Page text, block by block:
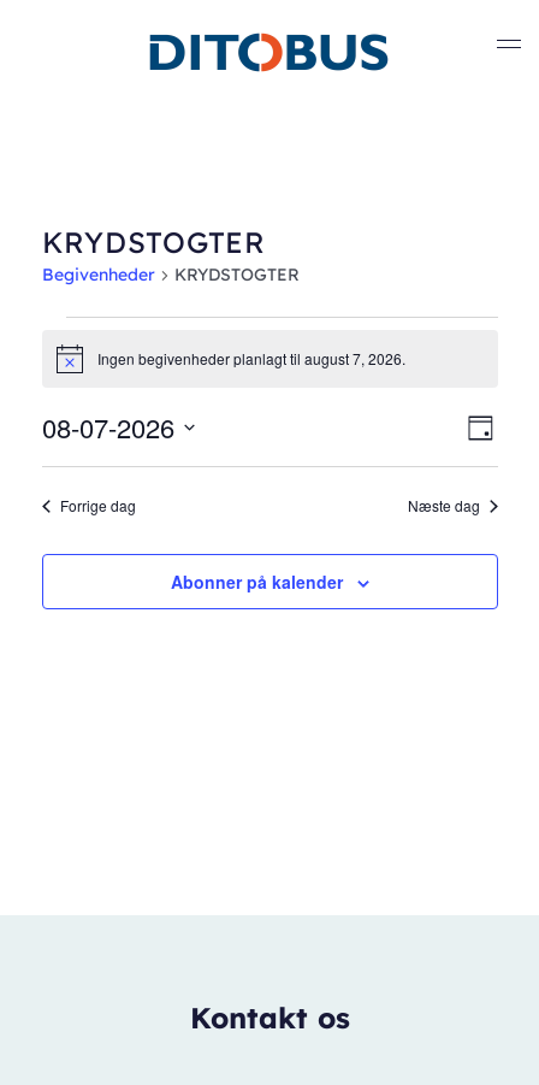
Gå til hovedindhold
KRYDSTOGTER
Begivenheder KRYDSTOGTER
Begivenheder
for
august
7,
2026
Notice Ingen begivenheder planlagt til august 7, 2026.
af
Dag
08-07-2026
Vælg
Forrige dag Næste dag
Abonner på kalender
Kontakt os